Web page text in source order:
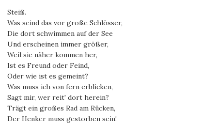
Steiß.
Was seind das vor große Schlösser,
Die dort schwimmen auf der See
Und erscheinen immer größer,
Weil sie näher kommen her,
Ist es Freund oder Feind,
Oder wie ist es gemeint?
Was muss ich von fern erblicken,
Sagt mir, wer reit' dort herein?
Trägt ein großes Rad am Rücken,
Der Henker muss gestorben sein!